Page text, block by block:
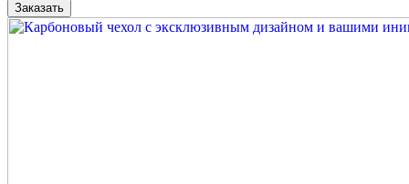
Заказать